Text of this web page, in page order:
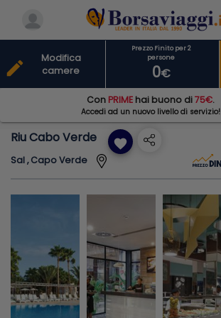
Riu Cabo Verde favorite
Sal , Capo Verde
Prezzo Finito per 2
persone
0€
edit
Modifica
camere
Con PRIME hai buono di75€.
Accedi ad un nuovo livello di servizio!